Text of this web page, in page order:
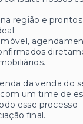
região e
da venda do
um time de
esse processo
final.